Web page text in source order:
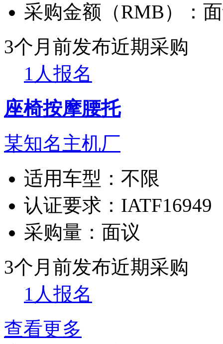
采购金额（RMB）：
3个月前发布近期采购
1人报名
座椅按摩腰托
某知名主机厂
适用车型： 不限
认证要求： IATF16949
采购量： 面议
3个月前发布近期采购
1人报名
查看更多